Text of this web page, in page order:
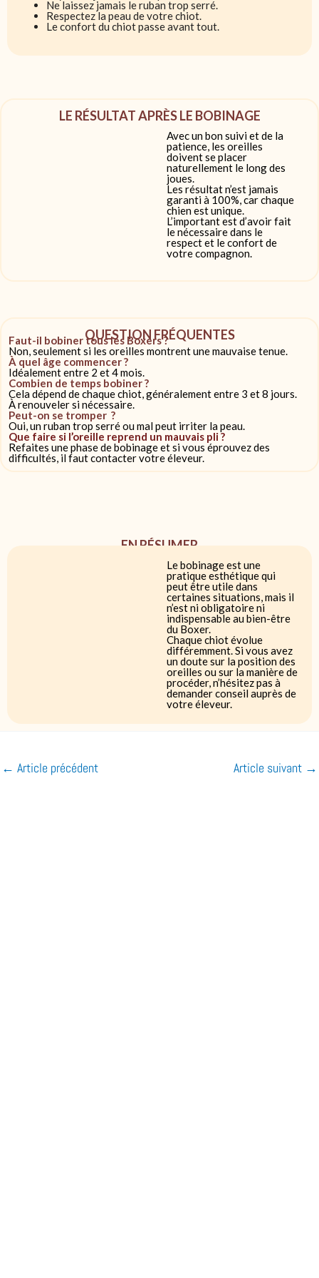
Ne laissez jamais le ruban trop serré.
Respectez la peau de votre chiot.
Le confort du chiot passe avant tout.
LE RÉSULTAT APRÈS LE BOBINAGE
Avec un bon suivi et de la
patience, les oreilles
doivent se placer
naturellement le long des
joues.
Les résultat n’est jamais
garanti à 100%, car chaque
chien est unique.
L’important est d’avoir fait
le nécessaire dans le
respect et le confort de
votre compagnon.
QUESTION FRÉQUENTES
Faut-il bobiner tous les Boxers ?
Non, seulement si les oreilles montrent une mauvaise tenue.
À quel âge commencer ?
Idéalement entre 2 et 4 mois.
Combien de temps bobiner ?
Cela dépend de chaque chiot, généralement entre 3 et 8 jours.
À renouveler si nécessaire.
Peut-on se tromper ?
Oui, un ruban trop serré ou mal peut irriter la peau.
Que faire si l’oreille reprend un mauvais pli ?
Refaites une phase de bobinage et si vous éprouvez des
difficultés, il faut contacter votre éleveur.
EN RÉSUMER
Le bobinage est une
pratique esthétique qui
peut être utile dans
certaines situations, mais il
n’est ni obligatoire ni
indispensable au bien-être
du Boxer.
Chaque chiot évolue
différemment. Si vous avez
un doute sur la position des
oreilles ou sur la manière de
procéder, n’hésitez pas à
demander conseil auprès de
votre éleveur.
← Article précédent Article suivant →